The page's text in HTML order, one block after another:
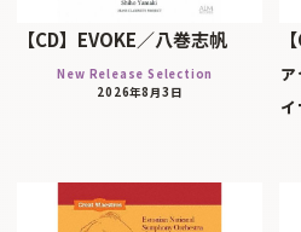
【CD】EVOKE／八巻志帆
New Release Selection
2026年8月3日